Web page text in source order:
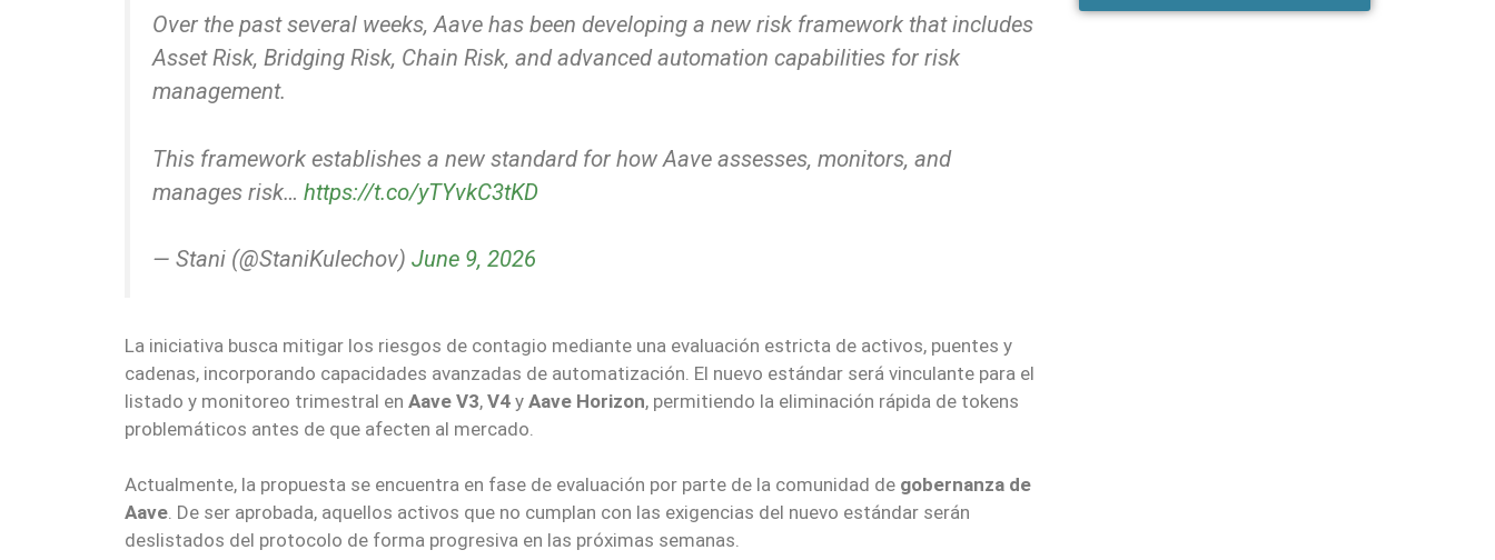
Over the past several weeks, Aave has been developing a new risk framework that includes
Asset Risk, Bridging Risk, Chain Risk, and advanced automation capabilities for risk
management.
This framework establishes a new standard for how Aave assesses, monitors, and
manages risk… https://t.co/yTYvkC3tKD
— Stani (@StaniKulechov) June 9, 2026
La iniciativa busca mitigar los riesgos de contagio mediante una evaluación estricta de activos, puentes y
cadenas, incorporando capacidades avanzadas de automatización. El nuevo estándar será vinculante para el
listado y monitoreo trimestral en Aave V3, V4 y Aave Horizon, permitiendo la eliminación rápida de tokens
problemáticos antes de que afecten al mercado.
Actualmente, la propuesta se encuentra en fase de evaluación por parte de la comunidad de gobernanza de
Aave. De ser aprobada, aquellos activos que no cumplan con las exigencias del nuevo estándar serán
deslistados del protocolo de forma progresiva en las próximas semanas.